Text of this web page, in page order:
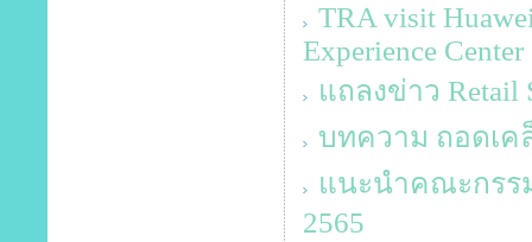
TRA visit
Experience Center
แถลงข่าว Retail
บทความ ถอดเค
แนะนำคณะกรร
2565